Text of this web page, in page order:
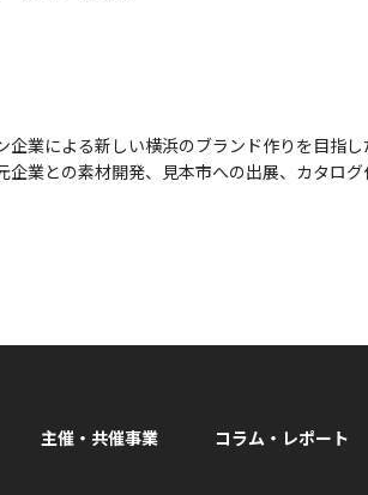
業による新しい横浜のブランド作りを目指し
企業との素材開発、見本市への出展、カタロ
主催・共催事業 コラム・レポート